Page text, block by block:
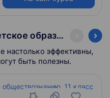
Бесплатные курсы: Детское образование
настолько эффективны,
быть полезны.